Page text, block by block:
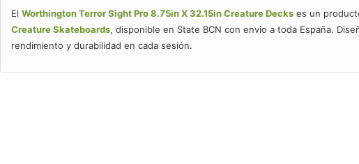
ElWorthington Terror Sight Pro 8.75in X 32.15in Creature Decks es un
Creature Skateboards, disponible en State BCN con envío a toda España.
rendimiento y durabilidad en cada sesión.